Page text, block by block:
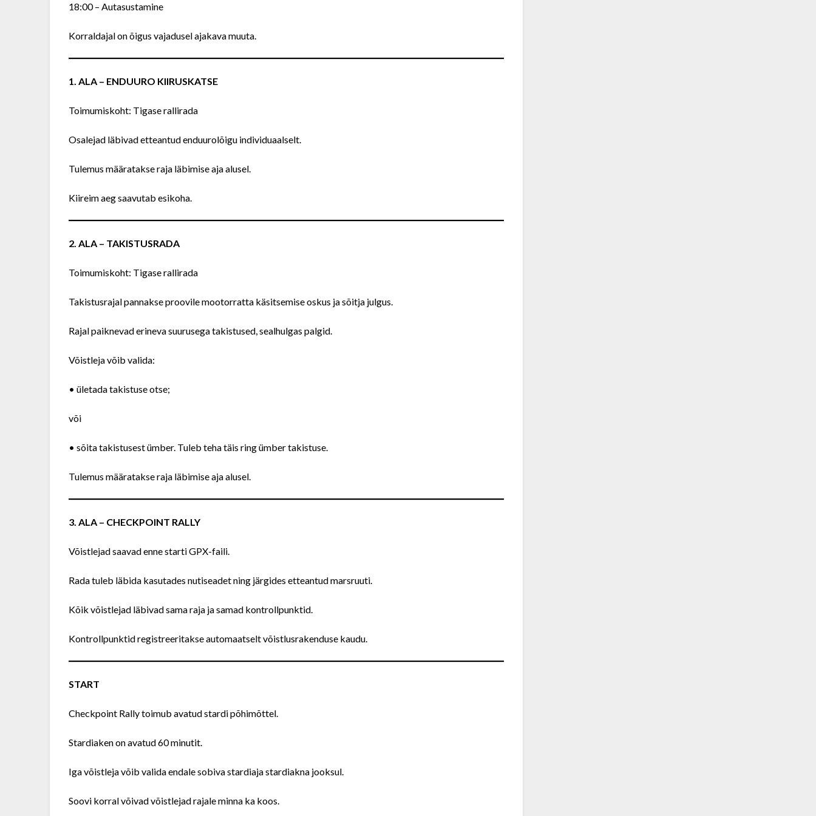
18:00 – Autasustamine
Korraldajal on õigus vajadusel ajakava muuta.
1. ALA – ENDUURO KIIRUSKATSE
Toimumiskoht: Tigase rallirada
Osalejad läbivad etteantud enduurolõigu individuaalselt.
Tulemus määratakse raja läbimise aja alusel.
Kiireim aeg saavutab esikoha.
2. ALA – TAKISTUSRADA
Toimumiskoht: Tigase rallirada
Takistusrajal pannakse proovile mootorratta käsitsemise oskus ja sõitja julgus.
Rajal paiknevad erineva suurusega takistused, sealhulgas palgid.
Võistleja võib valida:
• ületada takistuse otse;
või
• sõita takistusest ümber. Tuleb teha täis ring ümber takistuse.
Tulemus määratakse raja läbimise aja alusel.
3. ALA – CHECKPOINT RALLY
Võistlejad saavad enne starti GPX-faili.
Rada tuleb läbida kasutades nutiseadet ning järgides etteantud marsruuti.
Kõik võistlejad läbivad sama raja ja samad kontrollpunktid.
Kontrollpunktid registreeritakse automaatselt võistlusrakenduse kaudu.
START
Checkpoint Rally toimub avatud stardi põhimõttel.
Stardiaken on avatud 60 minutit.
Iga võistleja võib valida endale sobiva stardiaja stardiakna jooksul.
Soovi korral võivad võistlejad rajale minna ka koos.